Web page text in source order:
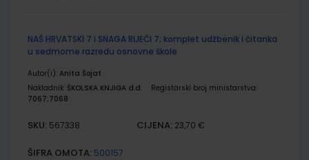
proizvodi
NAŠ HRVATSKI 7 i SNAGA RIJEČI 7; komplet udžbenik i čitanka
u sedmome razredu osnovne škole
Autor(i): Anita Šojat
Nakladnik: ŠKOLSKA KNJIGA d.d.
Registarski broj ministarstva:
7067;7068
SKU: 567338 CIJENA: 23,70 €
ŠIFRA OMOTA: 500157